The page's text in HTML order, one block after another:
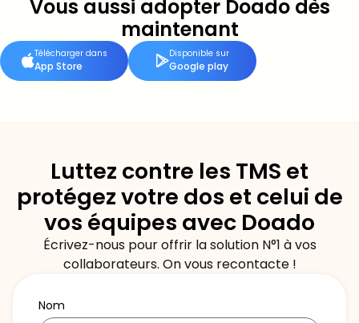
Vous aussi adopter Doado dès
maintenant
Télécharger dans
App Store
Disponible sur
Google play
Luttez contre les TMS et
protégez votre dos et celui de
vos équipes avec Doado
Écrivez-nous pour offrir la solution N°1 à vos
collaborateurs. On vous recontacte !​
Nom